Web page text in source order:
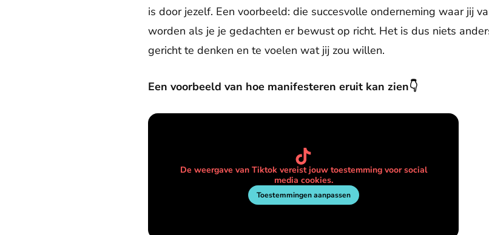
is door jezelf. Een voorbeeld: die succesvolle onderneming waar jij
worden als je je gedachten er bewust op richt. Het is dus niets
gericht te denken en te voelen wat jij zou willen.
Een voorbeeld van hoe manifesteren eruit kan zien👇
De weergave van Tiktok vereist jouw toestemming voor social
media cookies.
Toestemmingen aanpassen